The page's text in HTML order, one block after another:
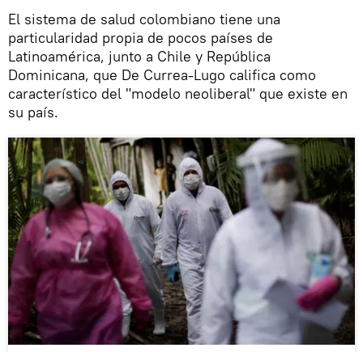
El sistema de salud colombiano tiene una
particularidad propia de pocos países de
Latinoamérica, junto a Chile y República
Dominicana, que De Currea-Lugo califica como
característico del "modelo neoliberal" que existe en
su país.